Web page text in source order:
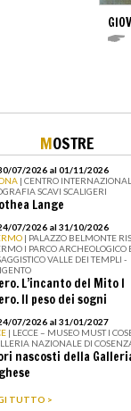
MOSTRE
07/2026 al 01/11/2026
| CENTRO
SCAVI SCALIGERI
Lange
07/2026 al 31/10/2026
| PALAZZO BELMONTE
I PARCO ARCHEOLOGICO
VALLE DEI TEMPLI -
L’incanto del Mito I
Il peso dei sogni
07/2026 al 31/01/2027
| LECCE – MUSEO MUST I
NAZIONALE DI
nascosti della
TUTTO >